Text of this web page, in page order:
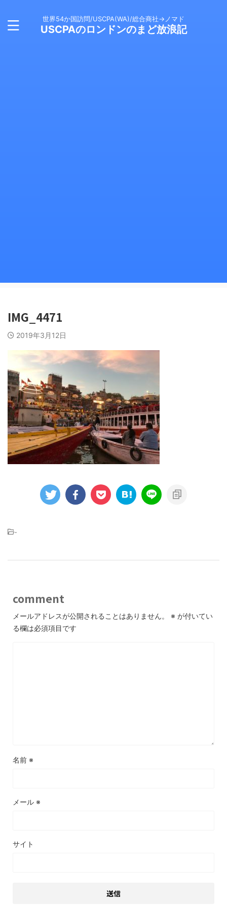
世界54か国訪問/USCPA(WA)/総合商社→ノマド
USCPAのロンドンのまど放浪記
IMG_4471
2019年3月12日
-
comment
メールアドレスが公開されることはありません。 ※ が付いてい
る欄は必須項目です
名前 ※
メール ※
サイト